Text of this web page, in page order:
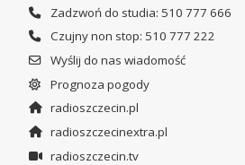
Zadzwoń do studia: 510 777 666
Czujny non stop: 510 777 222
Wyślij do nas wiadomość
Prognoza pogody
radioszczecin.pl
radioszczecinextra.pl
radioszczecin.tv